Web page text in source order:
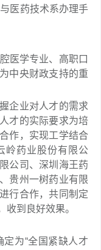
医药技术系办理手
医学专业、高职口
中央财政支持的重
企业对人才的需求
才的实际要求为培
作，实现工学结合
岭药业股份有限公
公司、深圳海王药
贵州一树药业有限
行合作，共同制定
收到良好效果。
为“全国紧缺人才